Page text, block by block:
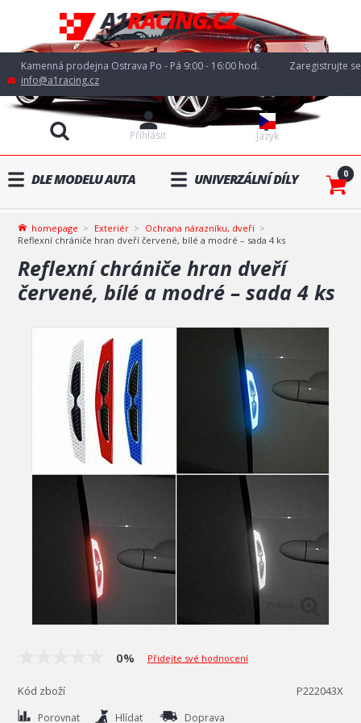
Kamenná prodejna Ostrava Po - Pá 9:00 - 16:00 hod.
info@a1racing.cz
Jazyk
Přihlásit
Zaregistrujte se
DLE MODELU AUTA UNIVERZÁLNÍ DÍLY 0
homepage Exteriér
Ochrana nárazníku, dveří
Reflexní chrániče hran dveří červené, bílé a modré – sada 4 ks
Reflexní chrániče hran dveří
červené, bílé a modré – sada 4 ks
0% Přidejte své hodnocení
Kód zboží P222043X
Porovnat Hlídat
Doprava